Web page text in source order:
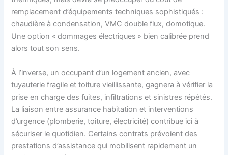
remplacement d’équipements techniques sophistiqués :
chaudière à condensation, VMC double flux, domotique.
Une option « dommages électriques » bien calibrée prend
alors tout son sens.
À l’inverse, un occupant d’un logement ancien, avec
tuyauterie fragile et toiture vieillissante, gagnera à vérifier la
prise en charge des fuites, infiltrations et sinistres répétés.
La liaison entre assurance habitation et interventions
d’urgence (plomberie, toiture, électricité) contribue ici à
sécuriser le quotidien. Certains contrats prévoient des
prestations d’assistance qui mobilisent rapidement un